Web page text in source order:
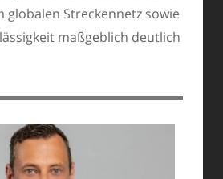
globalen Streckennetz sowie
maßgeblich deutlich